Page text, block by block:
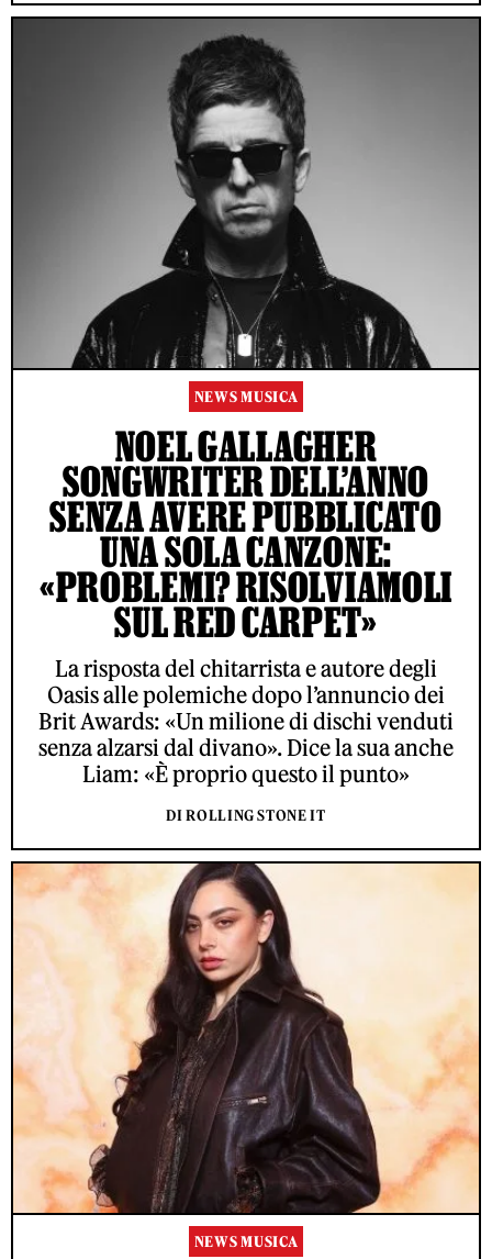
NEWS MUSICA
NOEL GALLAGHER
SONGWRITER DELL’ANNO
SENZA AVERE PUBBLICATO
UNA SOLA CANZONE:
«PROBLEMI? RISOLVIAMOLI
SUL RED CARPET»
La risposta del chitarrista e autore degli
Oasis alle polemiche dopo l’annuncio dei
Brit Awards: «Un milione di dischi venduti
senza alzarsi dal divano». Dice la sua anche
Liam: «È proprio questo il punto»
DI ROLLING STONE IT
NEWS MUSICA